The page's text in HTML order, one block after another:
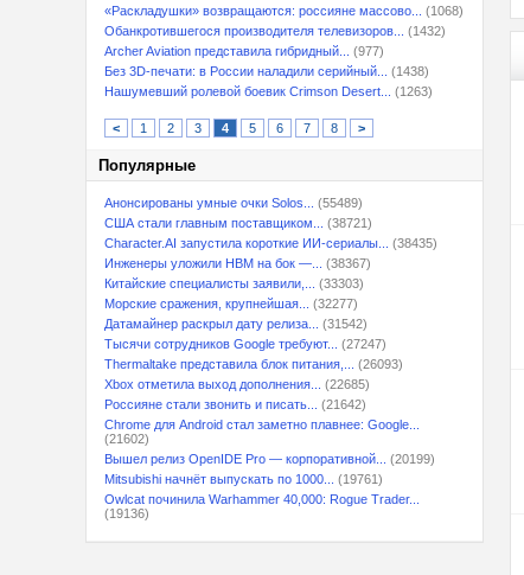
«Раскладушки» возвращаются: россияне массово...
(1068)
Обанкротившегося производителя телевизоров...
(1432)
Archer Aviation представила гибридный...
(977)
Без 3D-печати: в России наладили серийный...
(1438)
Нашумевший ролевой боевик Crimson Desert...
(1263)
< 1 2 3 4 5 6 7 8 >
Популярные
Анонсированы умные очки Solos...
(55489)
США стали главным поставщиком...
(38721)
Character.AI запустила короткие ИИ-сериалы...
(38435)
Инженеры уложили HBM на бок —...
(38367)
Китайские специалисты заявили,...
(33303)
Морские сражения, крупнейшая...
(32277)
Датамайнер раскрыл дату релиза...
(31542)
Тысячи сотрудников Google требуют...
(27247)
Thermaltake представила блок питания,...
(26093)
Xbox отметила выход дополнения...
(22685)
Россияне стали звонить и писать...
(21642)
Chrome для Android стал заметно плавнее: Google...
(21602)
Вышел релиз OpenIDE Pro — корпоративной...
(20199)
Mitsubishi начнёт выпускать по 1000...
(19761)
Owlcat починила Warhammer 40,000: Rogue Trader...
(19136)